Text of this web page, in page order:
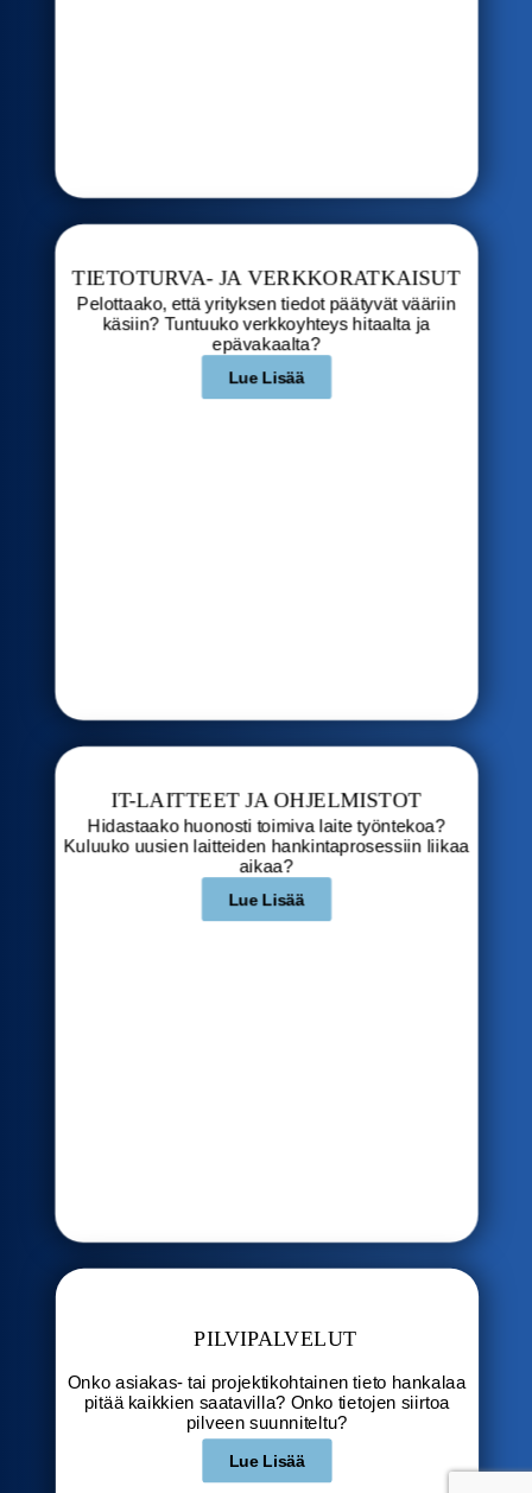
TIETOTURVA- JA VERKKORATKAISUT
Pelottaako, että yrityksen tiedot päätyvät vääriin
käsiin? Tuntuuko verkkoyhteys hitaalta ja
epävakaalta?
Lue Lisää
IT-LAITTEET JA OHJELMISTOT
Hidastaako huonosti toimiva laite työntekoa?
Kuluuko uusien laitteiden hankintaprosessiin liikaa
aikaa?
Lue Lisää
PILVIPALVELUT
Onko asiakas- tai projektikohtainen tieto hankalaa
pitää kaikkien saatavilla? Onko tietojen siirtoa
pilveen suunniteltu?
Lue Lisää